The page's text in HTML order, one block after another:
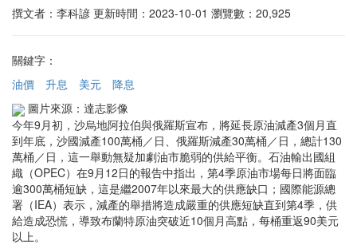
撰文者：李科諺 更新時間：2023-10-01 瀏覽數：20,925
關鍵字：
油價
升息 美元
降息
圖片來源：達志影像
今年9月初，沙烏地阿拉伯與俄羅斯宣布，將延長原油減產3個月直
到年底，沙國減產100萬桶／日、俄羅斯減產30萬桶／日，總計130
萬桶／日，這一舉動無疑加劇油市脆弱的供給平衡。石油輸出國組
織（OPEC）在9月12日的報告中指出，第4季原油市場每日將面臨
逾300萬桶短缺，這是繼2007年以來最大的供應缺口；國際能源總
署（IEA）表示，減產的舉措將造成嚴重的供應短缺直到第4季，供
給造成恐慌，導致布蘭特原油突破近10個月高點，每桶重返90美元
以上。